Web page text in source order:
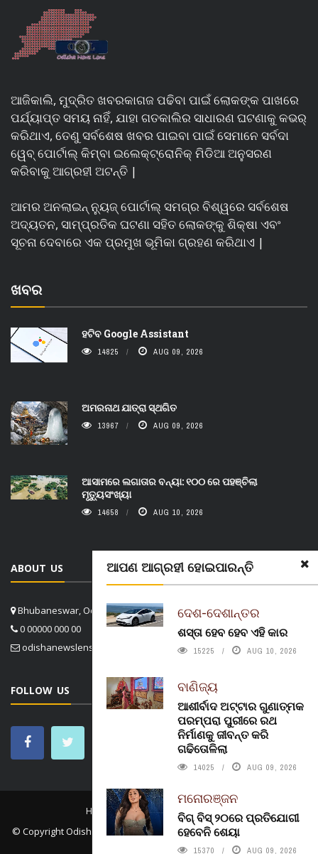
ଆପଣ ଆଗ୍ରହୀ ହୋଇପାରନ୍ତି
ଦେଶ-ଦେଶାନ୍ତର
ଶସ୍ତା ହେବ ହେବ ଏହି କାର
15225 AUG 10, 2026
ବାଣିଜ୍ୟ
ଆଶୀର୍ବାଦ ଅଟ୍ଟାର ଗୁଣାତ୍ମକ
ପରମ୍ପରା ପୁରୀରେ ରଥ
ନିର୍ମାଣକୁ ଜୀବନ୍ତ କରି
ଗଢିତୋଳିଲା
14025 AUG 09, 2026
ମନୋରଞ୍ଜନ
ବିଗ୍ ବିସ୍ ୨୦ରେ ପ୍ରତିଯୋଗୀ
ହେବେନି ଶେୟା
15370 AUG 09, 2026
ଆଜିକାଲି, ମୁଦ୍ରିତ ଖବରକାଗଜ ପଢିବା ପାଇଁ ଲୋକଙ୍କ ପାଖରେ
ପର୍ଯ୍ୟାପ୍ତ ସମୟ ନାହିଁ, ଯାହା ଗତକାଲିର ସାଧାରଣ ଘଟଣାକୁ କଭର୍
କରିଥାଏ, ତେଣୁ ସର୍ବଶେଷ ଖବର ପାଇବା ପାଇଁ ସେମାନେ ସର୍ବଦା
ୱେବ୍ ପୋର୍ଟାଲ୍ କିମ୍ବା ଇଲେକ୍ଟ୍ରୋନିକ୍ ମିଡିଆ ଅନୁସରଣ
କରିବାକୁ ଆଗ୍ରହୀ ଅଟନ୍ତି |
ଆମର ଅନଲାଇନ୍ ନ୍ୟୁଜ୍ ପୋର୍ଟାଲ୍ ସମଗ୍ର ବିଶ୍ୱରେ ସର୍ବଶେଷ
ଅଦ୍ୟତନ, ସାମ୍ପ୍ରତିକ ଘଟଣା ସହିତ ଲୋକଙ୍କୁ ଶିକ୍ଷା ଏବଂ
ସୂଚନା ଦେବାରେ ଏକ ପ୍ରମୁଖ ଭୂମିକା ଗ୍ରହଣ କରିଥାଏ |
ଖବର
ହଟିବ Google Assistant
14825 AUG 09, 2026
ଅମରନାଥ ଯାତ୍ରା ସ୍ଥଗିତ
13967 AUG 09, 2026
ଆସାମରେ ଲଗାତାର ବନ୍ୟା: ୧୦୦ ରେ ପହଞ୍ଚିଲା
ମୃତ୍ୟୁସଂଖ୍ୟା
14658 AUG 10, 2026
ABOUT US
Bhubaneswar, Odisha, India
0 00000 000 00
odishanewslens@gmail.com
FOLLOW US
HOME CONTACT US ABOUT US
© CopyrightOdisha News Lens 4.1. All rights reserved. in association
Konect.In